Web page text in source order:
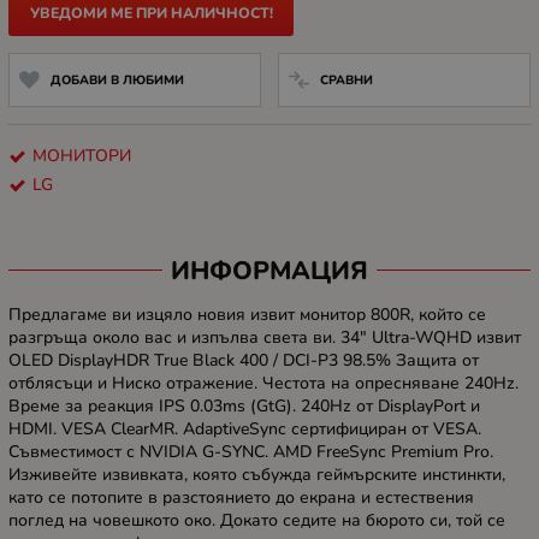
УВЕДОМИ МЕ ПРИ НАЛИЧНОСТ!
ДОБАВИ В ЛЮБИМИ СРАВНИ
МОНИТОРИ
LG
ИНФОРМАЦИЯ
Предлагаме ви изцяло новия извит монитор 800R, който се
разгръща около вас и изпълва света ви. 34" Ultra-WQHD извит
OLED DisplayHDR True Black 400 / DCI-P3 98.5% Защита от
отблясъци и Ниско отражение. Честота на опресняване 240Hz.
Време за реакция IPS 0.03ms (GtG). 240Hz от DisplayPort и
HDMI. VESA ClearMR. AdaptiveSync сертифициран от VESA.
Съвместимост с NVIDIA G-SYNC. AMD FreeSync Premium Pro.
Изживейте извивката, която събужда геймърските инстинкти,
като се потопите в разстоянието до екрана и естествения
поглед на човешкото око. Докато седите на бюрото си, той се